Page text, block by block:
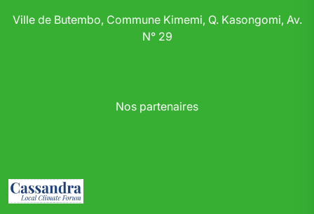
Ville de Butembo, Commune Kimemi, Q. Kasongomi, Av.
N° 29
Nos partenaires